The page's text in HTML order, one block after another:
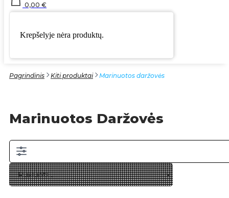
0,00 €
Krepšelyje nėra produktų.
Pagrindinis Kiti produktai Marinuotos daržovės
Marinuotos Daržovės